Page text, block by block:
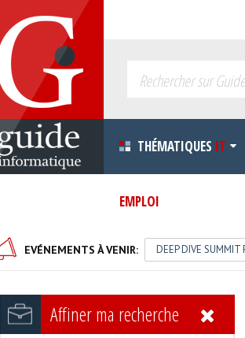
THÉMATIQUES IT
Cochez les thèmatiques que vous souhaitez
Développement
Green I.T.
Innovation
Progiciels
EMPLOI
EVÉNEMENTS À VENIR: WEBINAIRE :
Affiner ma recherche